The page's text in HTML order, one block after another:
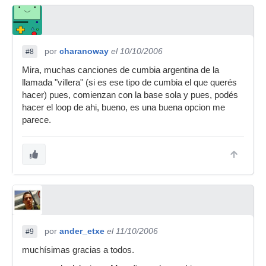
#8 por charanoway el 10/10/2006
Mira, muchas canciones de cumbia argentina de la
llamada "villera" (si es ese tipo de cumbia el que querés
hacer) pues, comienzan con la base sola y pues, podés
hacer el loop de ahi, bueno, es una buena opcion me
parece.
#9 por ander_etxe el 11/10/2006
muchísimas gracias a todos.